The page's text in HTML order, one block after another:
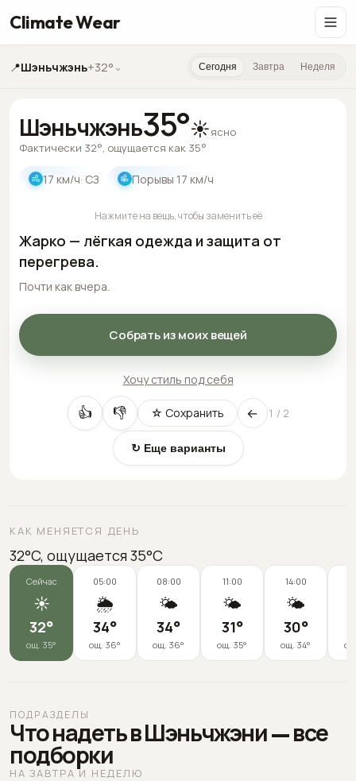
Climate Wear
📍Шэньчжэнь+32° ⌄ Сегодня Завтра Неделя
Шэньчжэнь35°☀️ясно
Фактически 32°, ощущается как 35°
17 км/ч· СЗ Порывы 17 км/ч
Жарко — лёгкая одежда и защита от
перегрева.
Почти как вчера.
Собрать из моих вещей
Хочу стиль под себя
Нажмите на вещь, чтобы заменить её
👍 👎 ☆ Сохранить ← 1 / 2
↻ Еще варианты
КАК МЕНЯЕТСЯ ДЕНЬ
32°C, ощущается 35°C
Сейчас
☀️
32°
ощ. 35°
05:00
🌦️
34°
ощ. 36°
08:00
🌤️
34°
ощ. 36°
11:00
🌤️
31°
ощ. 35°
14:00
🌤️
30°
ощ. 34°
ПОДРАЗДЕЛЫ
Что надеть в Шэньчжэни — все
подборки
НА ЗАВТРА И НЕДЕЛЮ